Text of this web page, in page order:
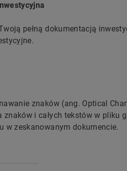
pełną dokumentacją
znaków (ang. Optical
znaków i całych tekstów w pliku
w zeskanowanym dokumencie.